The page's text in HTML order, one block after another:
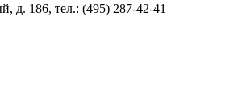
д. 186, тел.: (495) 287-42-41